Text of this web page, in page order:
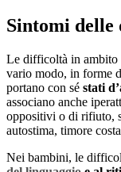
Sintomi
Le difficoltà in ambito
vario modo, in forme
portano con sé stati
associano anche
oppositivi o di rifiuto,
autostima, timore
Nei bambini, le